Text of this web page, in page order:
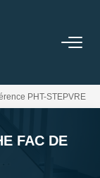
PHT-STEPVRE
FAC DE